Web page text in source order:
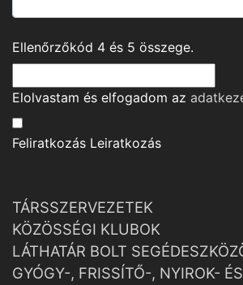
Ellenőrzőkód 4 és 5 összege.
Elolvastam és elfogadom az
Feliratkozás Leiratkozás
TÁRSSZERVEZETEK
KÖZÖSSÉGI KLUBOK
LÁTHATÁR BOLT
GYÓGY-, FRISSÍTŐ-, NYIROK- ÉS